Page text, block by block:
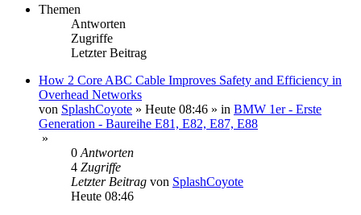
Themen
Antworten
Zugriffe
Letzter Beitrag
How 2 Core ABC Cable Improves Safety and Efficiency in
Overhead Networks
von SplashCoyote » Heute 08:46 » in BMW 1er - Erste
Generation - Baureihe E81, E82, E87, E88
»
0 Antworten
4 Zugriffe
Letzter Beitrag von SplashCoyote
Heute 08:46